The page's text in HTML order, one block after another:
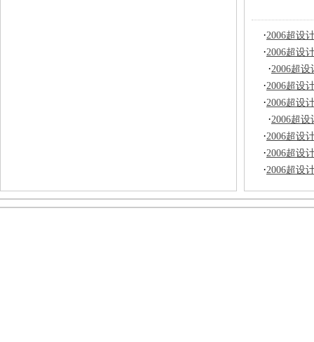
·2006超设
·2006超设
·2006超
·2006超设
·2006超设
·2006超
·2006超设
·2006超设
·2006超设